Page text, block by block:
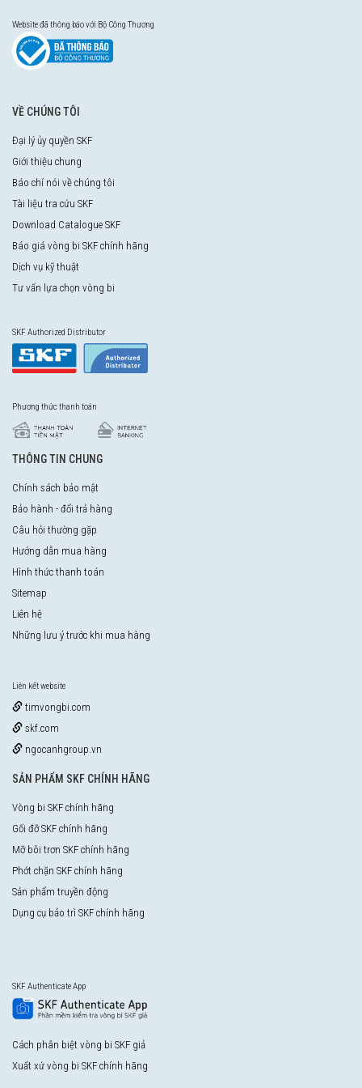
Website đã thông báo với Bộ Công Thương
VỀ CHÚNG TÔI
Đại lý ủy quyền SKF
Giới thiệu chung
Báo chí nói về chúng tôi
Tài liệu tra cứu SKF
Download Catalogue SKF
Báo giá vòng bi SKF chính hãng
Dịch vụ kỹ thuật
Tư vấn lựa chọn vòng bi
SKF Authorized Distributor
Phương thức thanh toán
THÔNG TIN CHUNG
Chính sách bảo mật
Bảo hành - đổi trả hàng
Câu hỏi thường gặp
Hướng dẫn mua hàng
Hình thức thanh toán
Sitemap
Liên hệ
Những lưu ý trước khi mua hàng
Liên kết website
timvongbi.com
skf.com
ngocanhgroup.vn
SẢN PHẨM SKF CHÍNH HÃNG
Vòng bi SKF chính hãng
Gối đỡ SKF chính hãng
Mỡ bôi trơn SKF chính hãng
Phớt chặn SKF chính hãng
Sản phẩm truyền động
Dụng cụ bảo trì SKF chính hãng
SKF Authenticate App
Cách phân biệt vòng bi SKF giả
Xuất xứ vòng bi SKF chính hãng